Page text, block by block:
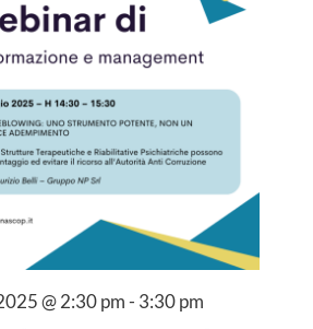
@ 2:30 pm - 3:30 pm